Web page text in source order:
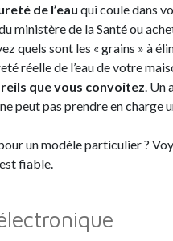
de l’eau qui coule dans
ministère de la Santé ou
quels sont les « grains » à
réelle de l’eau de votre
que vous convoitez. Un
peut pas prendre en charge
un modèle particulier ?
fiable.